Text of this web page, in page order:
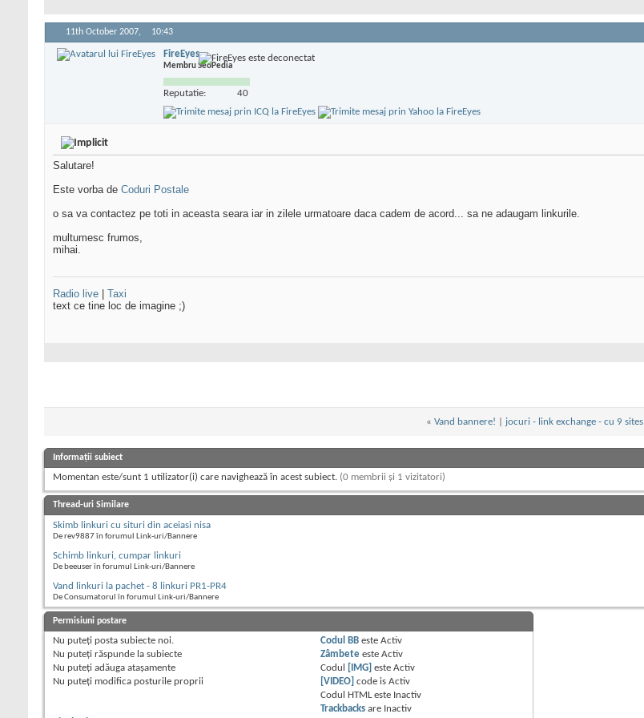
11th October 2007, 10:43
FireEyes
Membru SeoPedia
Reputatie: 40
Salutare!
Este vorba de Coduri Postale
o sa va contactez pe toti in aceasta seara iar in zilele urmatoare daca cadem de acord... sa ne adaugam linkurile.
multumesc frumos,
mihai.
Radio live
Taxi
text ce tine loc de imagine ;)
« Vand bannere! jocuri - link exchange - cu 9 sites
Informații subiect
Momentan este/sunt 1 utilizator(i) care navighează în acest subiect. (0 membrii și 1 vizitatori)
Thread-uri Similare
Skimb linkuri cu situri din aceiasi nisa
De rev9887 în forumul Link-uri/Bannere
Schimb linkuri, cumpar linkuri
De beeuser în forumul Link-uri/Bannere
Vand linkuri la pachet - 8 linkuri PR1-PR4
De Consumatorul în forumul Link-uri/Bannere
Permisiuni postare
Nu puteţi posta subiecte noi.
Nu puteţi răspunde la subiecte
Nu puteţi adăuga ataşamente
Nu puteţi modifica posturile proprii
Codul BB esteActiv
Zâmbete esteActiv
Codul
[IMG] esteActiv
[VIDEO] code isActiv
Codul HTML este Inactiv
Trackbacks are Inactiv